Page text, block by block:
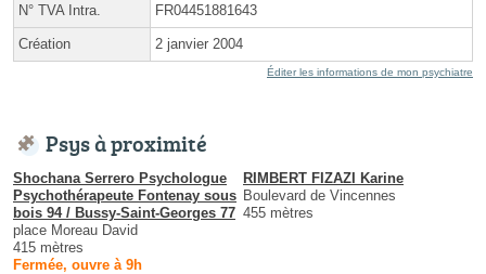
N° TVA Intra. FR04451881643
Création 2 janvier 2004
Éditer les informations de mon psychiatre
Psys à proximité
Shochana Serrero Psychologue
Psychothérapeute Fontenay sous
bois 94 / Bussy-Saint-Georges 77
place Moreau David
415 mètres
Fermée, ouvre à 9h
RIMBERT FIZAZI Karine
Boulevard de Vincennes
455 mètres